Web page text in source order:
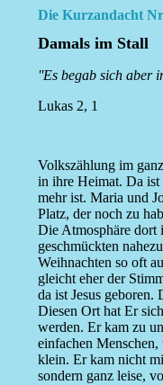
Die Kurzandacht
Damals im Stall
''Es begab sich aber
Lukas 2, 1
Volkszählung im
in ihre Heimat. Da ist
mehr ist. Maria und
Platz, der noch zu
Die Atmosphäre dort
geschmückten
Weihnachten so oft
gleicht eher der
da ist Jesus geboren.
Diesen Ort hat Er
werden. Er kam zu
einfachen
klein. Er kam nicht
sondern ganz leise,